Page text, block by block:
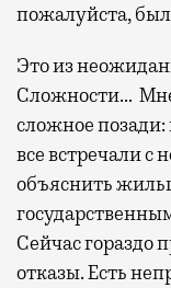
пожалуйста,
Это из
Сложности… Мне
сложное позади:
все встречали с
объяснить
Сейчас гораздо
отказы. Есть